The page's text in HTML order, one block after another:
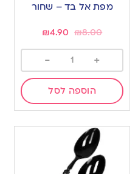
מפת אל בד – שחור
₪8.00
₪4.90
+
-
הוספה לסל